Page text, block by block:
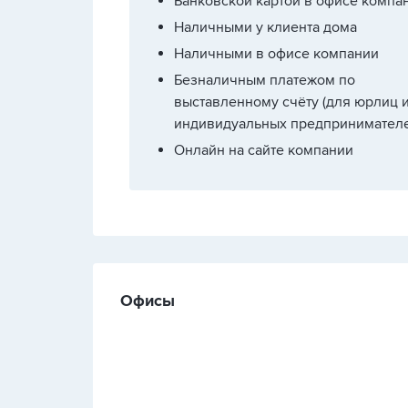
Наличными у клиента дома
Наличными в офисе компании
Безналичным платежом по
выставленному счёту (для юрлиц и
индивидуальных
Онлайн на сайте компании
Офисы